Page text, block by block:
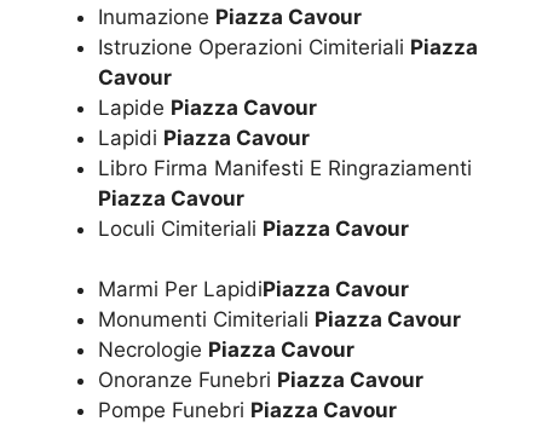
Inumazione Piazza Cavour
Istruzione Operazioni Cimiteriali Piazza
Cavour
Lapide Piazza Cavour
Lapidi Piazza Cavour
Libro Firma Manifesti E Ringraziamenti
Piazza Cavour
Loculi Cimiteriali Piazza Cavour
Marmi Per LapidiPiazza Cavour
Monumenti Cimiteriali Piazza Cavour
Necrologie Piazza Cavour
Onoranze Funebri Piazza Cavour
Pompe Funebri Piazza Cavour